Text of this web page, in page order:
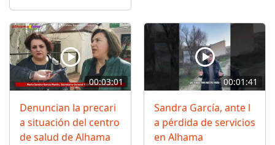
00:03:01
Denuncian la precari
a situación del centro
de salud de Alhama
00:01:41
Sandra García, ante l
a pérdida de servicios
en Alhama